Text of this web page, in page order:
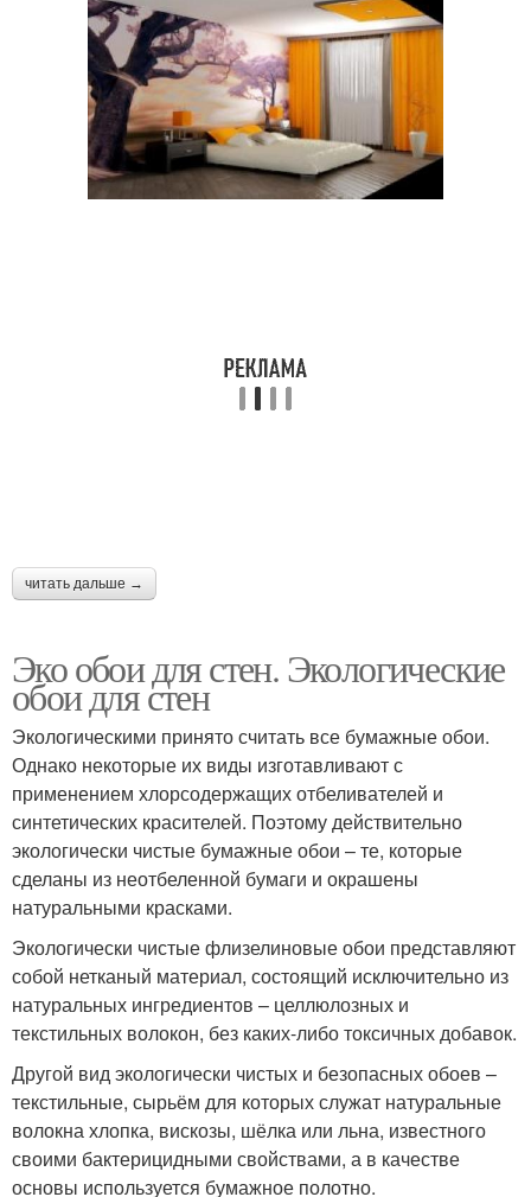
читать дальше →
Эко обои для стен. Экологические
обои для стен
Экологическими принято считать все бумажные обои.
Однако некоторые их виды изготавливают с
применением хлорсодержащих отбеливателей и
синтетических красителей. Поэтому действительно
экологически чистые бумажные обои – те, которые
сделаны из неотбеленной бумаги и окрашены
натуральными красками.
Экологически чистые флизелиновые обои представляют
собой нетканый материал, состоящий исключительно из
натуральных ингредиентов – целлюлозных и
текстильных волокон, без каких-либо токсичных добавок.
Другой вид экологически чистых и безопасных обоев –
текстильные, сырьём для которых служат натуральные
волокна хлопка, вискозы, шёлка или льна, известного
своими бактерицидными свойствами, а в качестве
основы используется бумажное полотно.